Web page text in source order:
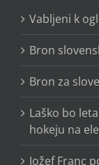
Vabljeni k
Bron
Bron za
Laško bo
hokeju na
Jožef Franc